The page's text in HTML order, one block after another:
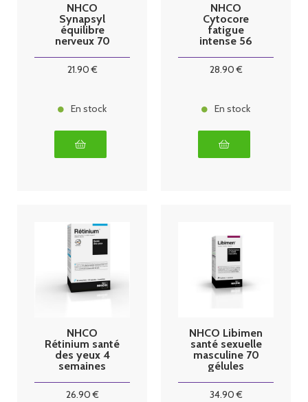
NHCO
Synapsyl
équilibre
nerveux 70
21.90€
En stock
NHCO
Cytocore
fatigue
intense 56
28.90€
En stock
NHCO
Rétinium santé
des yeux 4
semaines
26.90€
NHCO Libimen
santé sexuelle
masculine 70
gélules
34.90€